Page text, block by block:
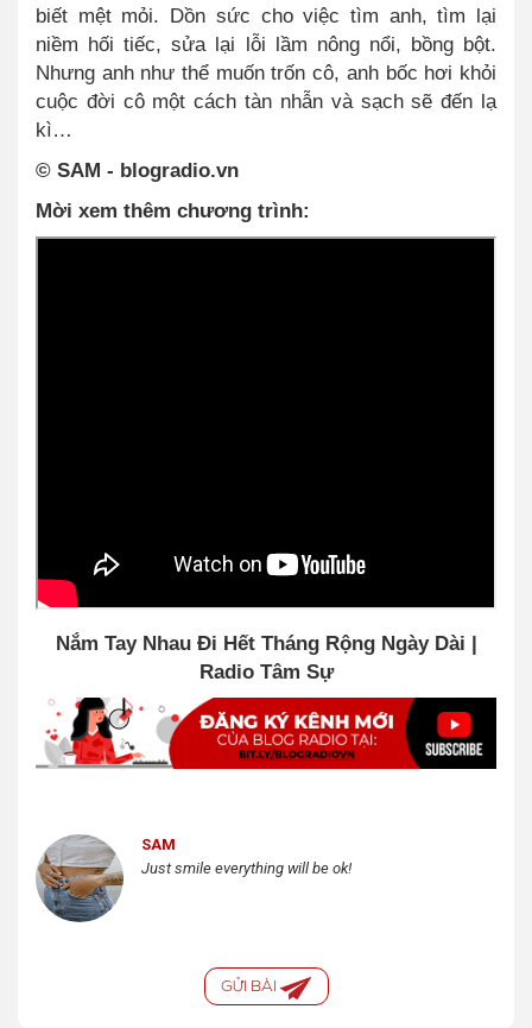
biết mệt mỏi. Dồn sức cho việc tìm anh, tìm lại
niềm hối tiếc, sửa lại lỗi lầm nông nổi, bồng bột.
Nhưng anh như thể muốn trốn cô, anh bốc hơi khỏi
cuộc đời cô một cách tàn nhẫn và sạch sẽ đến lạ
kì…
© SAM - blogradio.vn
Mời xem thêm chương trình:
Nắm Tay Nhau Đi Hết Tháng Rộng Ngày Dài |
Radio Tâm Sự
SAM
Just smile everything will be ok!
GỬI BÀI